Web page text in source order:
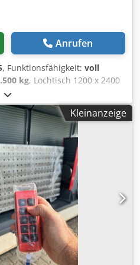
Anrufen
, Funktionsfähigkeit: voll
kg, Lochtisch 1200 x 2400
20 mm, Durchmesser der
Handfernbedienung
Amox Thyrjgsf
Motor 800 bis 1200mm
0,75 KW Wir
und Tragfähigkeit an:
x 1500mm x 200mm,
manuell oder
Maße 1000mm x 2000mm x
manuell
Kg, Maße 1200mm x
28mm mit Höhenverstellung
2000 Kg, Maße
Bohrung 28mm mit
Kleinanzeige